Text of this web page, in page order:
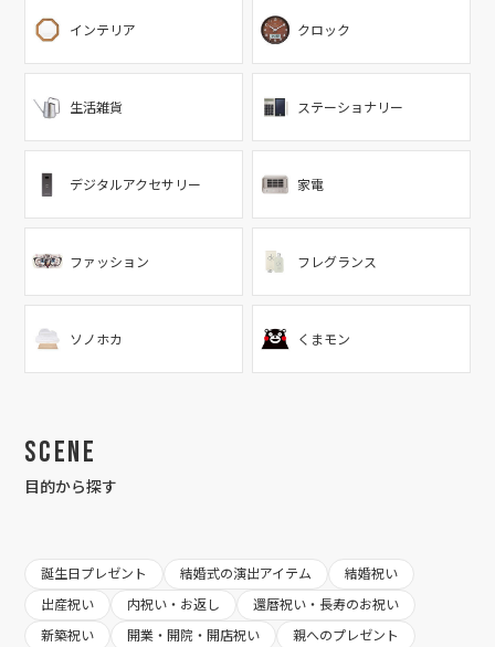
インテリア クロック
生活雑貨 ステーショナリー
デジタルアクセサリー 家電
ファッション フレグランス
ソノホカ くまモン
Scene
目的から探す
誕生日プレゼント 結婚式の演出アイテム
結婚祝い
出産祝い
内祝い・お返し
還暦祝い・長寿のお祝い
新築祝い
開業・開院・開店祝い
親へのプレゼント